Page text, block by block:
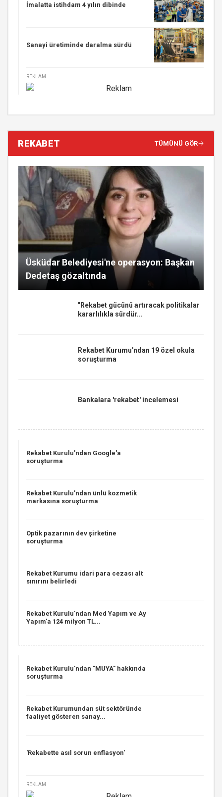
İmalatta istihdam 4 yılın dibinde
Sanayi üretiminde daralma sürdü
REKLAM
REKABET TÜMÜNÜ GÖR
Üsküdar Belediyesi'ne operasyon: Başkan
Dedetaş gözaltında
"Rekabet gücünü artıracak politikalar
kararlılıkla sürdür...
Rekabet Kurumu'ndan 19 özel okula
soruşturma
Bankalara 'rekabet' incelemesi
Rekabet Kurulu'ndan Google'a
soruşturma
Rekabet Kurulu'ndan ünlü kozmetik
markasına soruşturma
Optik pazarının dev şirketine
soruşturma
Rekabet Kurumu idari para cezası alt
sınırını belirledi
Rekabet Kurulu'ndan Med Yapım ve Ay
Yapım'a 124 milyon TL...
Rekabet Kurulu'ndan "MUYA" hakkında
soruşturma
Rekabet Kurumundan süt sektöründe
faaliyet gösteren sanay...
'Rekabette asıl sorun enflasyon'
REKLAM